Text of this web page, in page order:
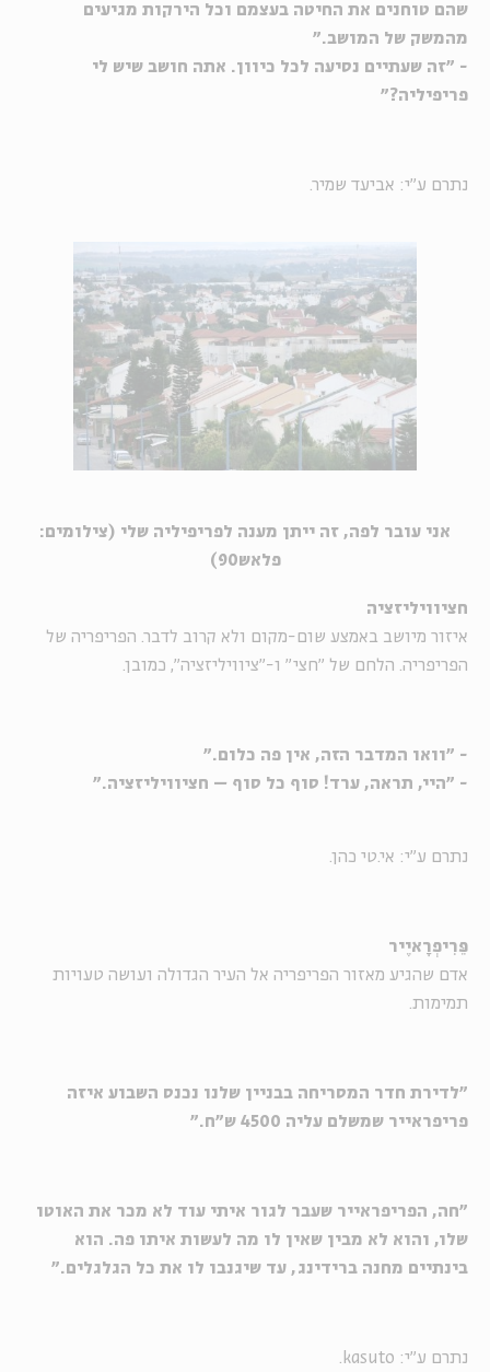
שהם טוחנים את החיטה בעצמם וכל הירקות מגיעים
מהמשק של המושב."
- "זה שעתיים נסיעה לכל כיוון. אתה חושב שיש לי
פריפיליה?"
נתרם ע"י: אביעד שמיר.
אני עובר לפה, זה ייתן מענה לפריפיליה שלי (צילומים:
פלאש90)
חציוויליזציה
איזור מיושב באמצע שום-מקום ולא קרוב לדבר. הפריפריה של
הפריפריה. הלחם של "חצי" ו-"ציוויליזציה", כמובן.
- "וואו המדבר הזה, אין פה כלום."
- "היי, תראה, ערד! סוף כל סוף – חציוויליזציה."
נתרם ע"י: אי.טי כהן.
פֵּרִיפְרָאיֶיר
אדם שהגיע מאזור הפריפריה אל העיר הגדולה ועושה טעויות
תמימות.
"לדירת חדר המסריחה בבניין שלנו נכנס השבוע איזה
פריפראייר שמשלם עליה 4500 ש"ח."
"חה, הפריפראייר שעבר לגור איתי עוד לא מכר את האוטו
שלו, והוא לא מבין שאין לו מה לעשות איתו פה. הוא
בינתיים מחנה ברידינג, עד שיגנבו לו את כל הגלגלים."
נתרם ע"י: kasuto.